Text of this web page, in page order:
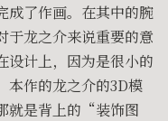
成了作画。在其中的腕
于龙之介来说重要的意
设计上，因为是很小的
本作的龙之介的3D模
就是背上的“装饰图